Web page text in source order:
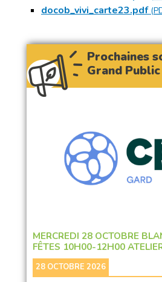
docob_vivi_carte23.pdf (
Prochaines
Grand Public
MERCREDI 28 OCTOBRE
FÊTES 10H00-12H00
28 OCTOBRE 2026